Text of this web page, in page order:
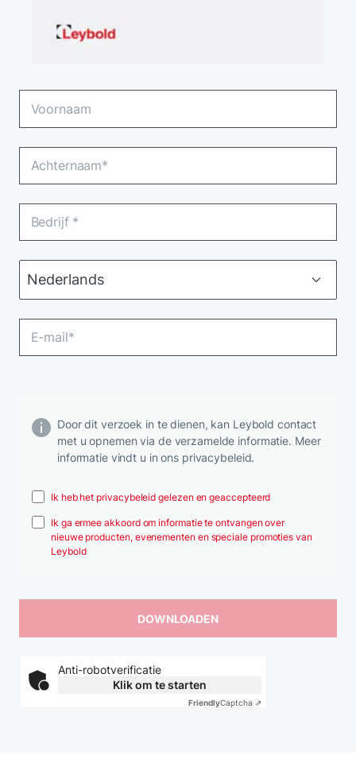
Door dit verzoek in te dienen, kan Leybold contact
met u opnemen via de verzamelde informatie. Meer
informatie vindt u in ons privacybeleid.
Ik heb het privacybeleid gelezen en geaccepteerd
Ik ga ermee akkoord om informatie te ontvangen over
nieuwe producten, evenementen en speciale promoties van
Leybold
Anti-robotverificatie
Klik om te starten
FriendlyCaptcha ⇗